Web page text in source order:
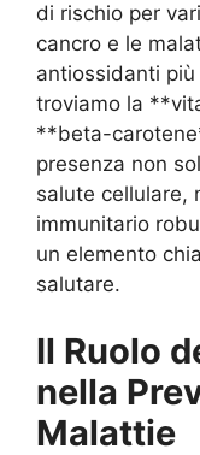
di rischio per
cancro e le
antiossidanti
troviamo la
**beta-
presenza non
salute cellulare,
immunitario
un elemento
salutare.
Il Ruolo
nella
Malattie